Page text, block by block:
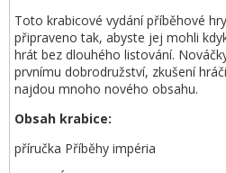
Toto krabicové vydání příběhové
připraveno tak, abyste jej mohli
hrát bez dlouhého listování.
prvnímu dobrodružství, zkušení
najdou mnoho nového obsahu.
Obsah krabice:
příručka Příběhy impéria